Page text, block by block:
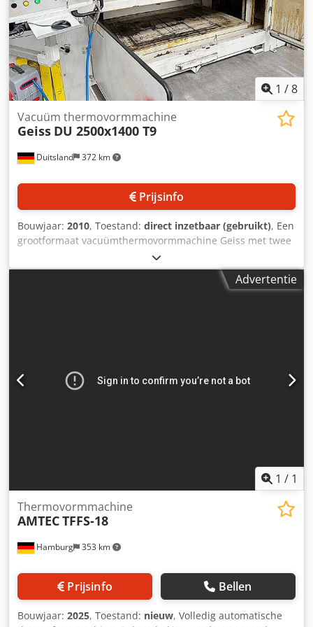
dB Productiesnelheid: 3 ~ 10 cycli/min Uitrusting:
Vormgereedschap voor 3 blisters per slag, elk met
openingshulp op één hoek; interne afmetingen: 105 mm x
75 mm x 15 mm Staat: Als nieuw (tentoonstellingsmodel)
1 /8
Duitsland 372 km
Vacuüm thermovormmachine
Geiss DU 2500x1400 T9
Prijsinfo
Bouwjaar: 2010, Toestand: direct inzetbaar (gebruikt), Een
grootformaat vacuümthermovormmachine Geiss met twee
raamplaten is beschikbaar. Verwarmingsvermogen: 360
kW, aansluitvermogen: 370 kW, raamplaten: 2, min.
raamplaatafmetingen 1: 1360 mm/860 mm, max.
9150 mm/2350 mm/4000 mm, totaalgewicht: ca. 15.500 kg.
Besturing: Siemens Simatic Panel PC. Bedrijfsuren (april
Advertentie
1 / 1
Hamburg 353 km
Thermovormmachine
AMTECTFFS-18
Prijsinfo Bellen
Bouwjaar: 2025, Toestand: nieuw, Volledig automatische